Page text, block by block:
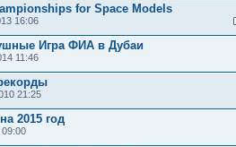
for Space Models
16:06
Игра ФИА в Дубаи
11:46
21:25
2015 год